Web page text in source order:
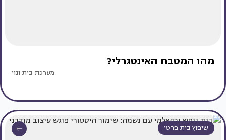
מהו המטבח האינטגרלי?
מערכת בית ונוי
שיפוץ בית פרטי